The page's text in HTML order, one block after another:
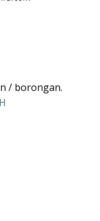
/ borongan.